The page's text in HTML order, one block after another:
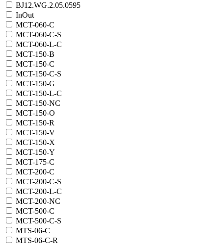
BJ12.WG.2.05.0595
InOut
MCT-060-C
MCT-060-C-S
MCT-060-L-C
MCT-150-B
MCT-150-C
MCT-150-C-S
MCT-150-G
MCT-150-L-C
MCT-150-NC
MCT-150-O
MCT-150-R
MCT-150-V
MCT-150-X
MCT-150-Y
MCT-175-C
MCT-200-C
MCT-200-C-S
MCT-200-L-C
MCT-200-NC
MCT-500-C
MCT-500-C-S
MTS-06-C
MTS-06-C-R